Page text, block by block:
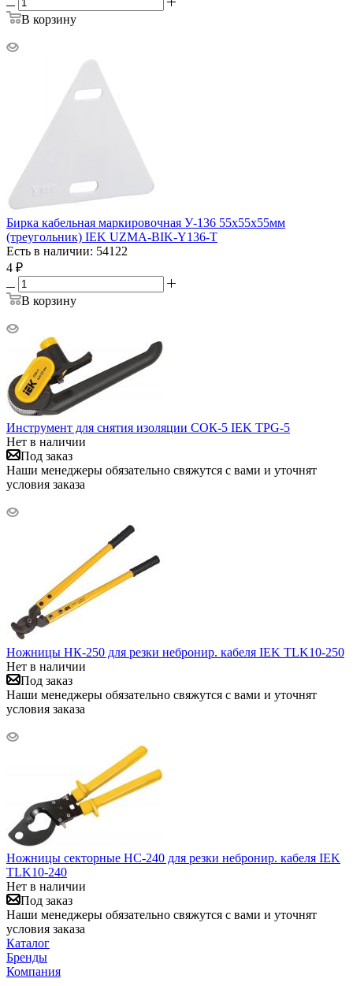
В корзину
Бирка кабельная маркировочная У-136 55х55х55мм
(треугольник) IEK UZMA-BIK-Y136-T
Есть в наличии: 54122
4 ₽
В корзину
Инструмент для снятия изоляции СОК-5 IEK TPG-5
Нет в наличии
Под заказ
Наши менеджеры обязательно свяжутся с вами и уточнят
условия заказа
Ножницы НК-250 для резки небронир. кабеля IEK TLK10-250
Нет в наличии
Под заказ
Наши менеджеры обязательно свяжутся с вами и уточнят
условия заказа
Ножницы секторные НС-240 для резки небронир. кабеля IEK
TLK10-240
Нет в наличии
Под заказ
Наши менеджеры обязательно свяжутся с вами и уточнят
условия заказа
Каталог
Бренды
Компания